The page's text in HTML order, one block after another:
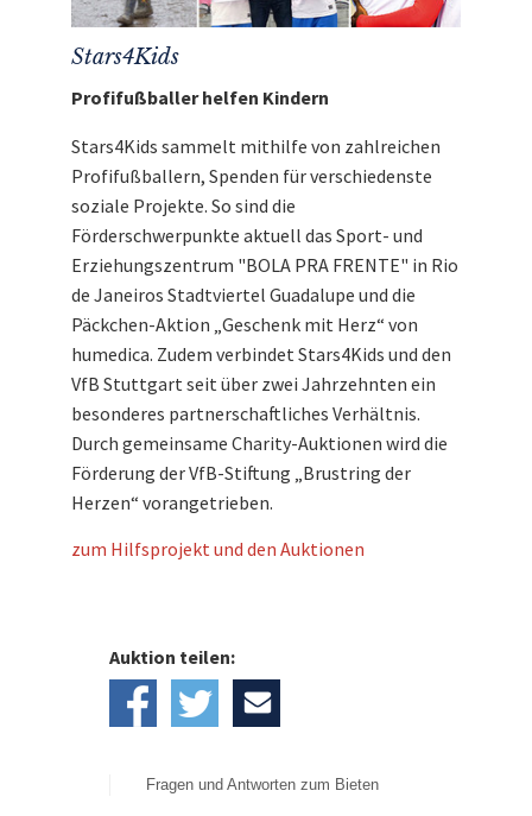
Stars4Kids
Profifußballer helfen Kindern
Stars4Kids sammelt mithilfe von zahlreichen
Profifußballern, Spenden für verschiedenste
soziale Projekte. So sind die
Förderschwerpunkte aktuell das Sport- und
Erziehungszentrum "BOLA PRA FRENTE" in Rio
de Janeiros Stadtviertel Guadalupe und die
Päckchen-Aktion „Geschenk mit Herz“ von
humedica. Zudem verbindet Stars4Kids und den
VfB Stuttgart seit über zwei Jahrzehnten ein
besonderes partnerschaftliches Verhältnis.
Durch gemeinsame Charity-Auktionen wird die
Förderung der VfB-Stiftung „Brustring der
Herzen“ vorangetrieben.
zum Hilfsprojekt und den Auktionen
Auktion teilen:
Fragen und Antworten zum Bieten